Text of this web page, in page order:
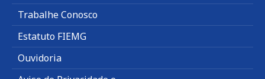
Trabalhe Conosco
Estatuto FIEMG
Ouvidoria